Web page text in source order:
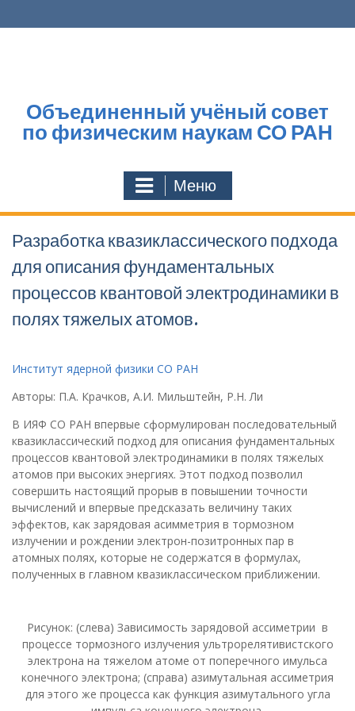
к
Объединенный учёный совет
по физическим наукам СО РАН
Меню
Разработка квазиклассического подхода
для описания фундаментальных
процессов квантовой электродинамики в
полях тяжелых атомов.
Институт ядерной физики СО РАН
Авторы: П.А. Крачков, А.И. Мильштейн, Р.Н. Ли
В ИЯФ СО РАН впервые сформулирован последовательный
квазиклассический подход для описания фундаментальных
процессов квантовой электродинамики в полях тяжелых
атомов при высоких энергиях. Этот подход позволил
совершить настоящий прорыв в повышении точности
вычислений и впервые предсказать величину таких
эффектов, как зарядовая асимметрия в тормозном
излучении и рождении электрон-позитронных пар в
атомных полях, которые не содержатся в формулах,
полученных в главном квазиклассическом приближении.
Рисунок: (слева) Зависимость зарядовой ассиметрии в
процессе тормозного излучения ультрорелятивистского
электрона на тяжелом атоме от поперечного имульса
конечного электрона; (справа) азимутальная ассиметрия
для этого же процесса как функция азимутального угла